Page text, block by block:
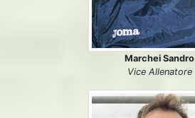
Marchei Sandro
Vice Allenatore